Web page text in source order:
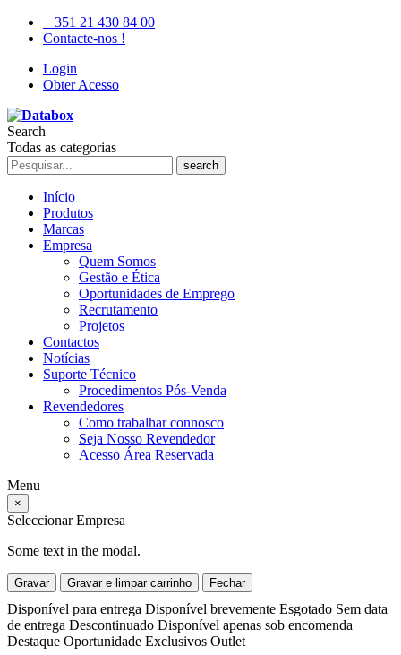
+ 351 21 430 84 00
Contacte-nos !
Login
Obter Acesso
Search
Todas as categorias
search
Início
Produtos
Marcas
Empresa
Quem Somos
Gestão e Ética
Oportunidades de Emprego
Recrutamento
Projetos
Contactos
Notícias
Suporte Técnico
Procedimentos Pós-Venda
Revendedores
Como trabalhar connosco
Seja Nosso Revendedor
Acesso Área Reservada
Menu
×
Seleccionar Empresa
Some text in the modal.
Gravar Gravar e limpar carrinho Fechar
Disponível para entrega Disponível brevemente Esgotado Sem data
de entrega Descontinuado Disponível apenas sob encomenda
Destaque Oportunidade Exclusivos Outlet